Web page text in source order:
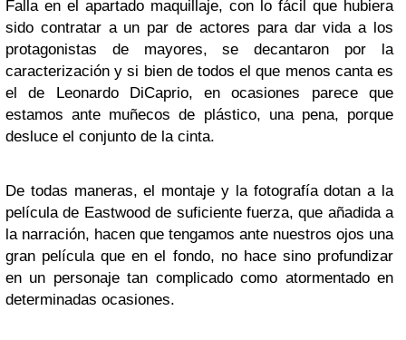
Falla en el apartado maquillaje, con lo fácil que hubiera
sido contratar a un par de actores para dar vida a los
protagonistas de mayores, se decantaron por la
caracterización y si bien de todos el que menos canta es
el de Leonardo DiCaprio, en ocasiones parece que
estamos ante muñecos de plástico, una pena, porque
desluce el conjunto de la cinta.
De todas maneras, el montaje y la fotografía dotan a la
película de Eastwood de suficiente fuerza, que añadida a
la narración, hacen que tengamos ante nuestros ojos una
gran película que en el fondo, no hace sino profundizar
en un personaje tan complicado como atormentado en
determinadas ocasiones.